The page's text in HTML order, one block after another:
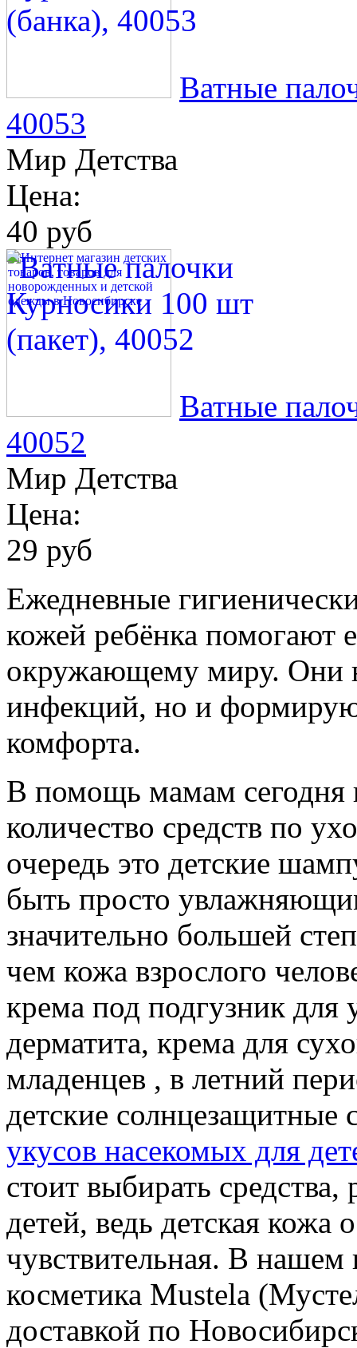
Ватные
40053
Мир Детства
Цена:
40 руб
Ватные
40052
Мир Детства
Цена:
29 руб
Ежедневные
кожей ребёнка помогают
окружающему миру. Они
инфекций, но и
комфорта.
В помощь мамам сегодня
количество средств по
очередь это детские
быть просто
значительно большей
чем кожа взрослого
крема под подгузник для
дерматита, крема для
младенцев , в летний
детские солнцезащитные
укусов насекомых для
стоит выбирать
детей, ведь детская кожа
чувствительная. В нашем
косметика Mustela
доставкой по